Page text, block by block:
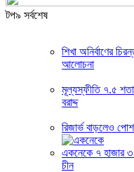
টপ৯ সর্বশেষ
শিখা অনির্বাণের
আলোচনা
মূল্যস্ফীতি ৭.৫
বরাদ্দ
রিজার্ভ বাড়লেও
একনেকে ৭ হাজার
চীন